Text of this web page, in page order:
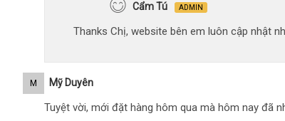
Cẩm Tú ADMIN
Thanks Chị, website bên em luôn cập nhật
M Mỹ Duyên
Tuyệt vời, mới đặt hàng hôm qua mà hôm nay đã